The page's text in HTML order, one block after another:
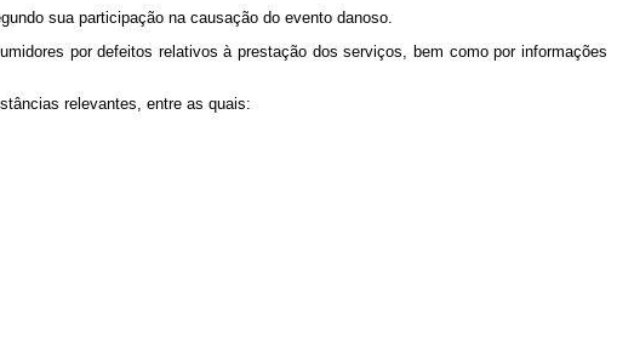
sua participação na causação do evento danoso.
por defeitos relativos à prestação dos serviços, bem como por informações
relevantes, entre as quais: